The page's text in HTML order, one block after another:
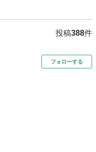
投稿388件
フォローする